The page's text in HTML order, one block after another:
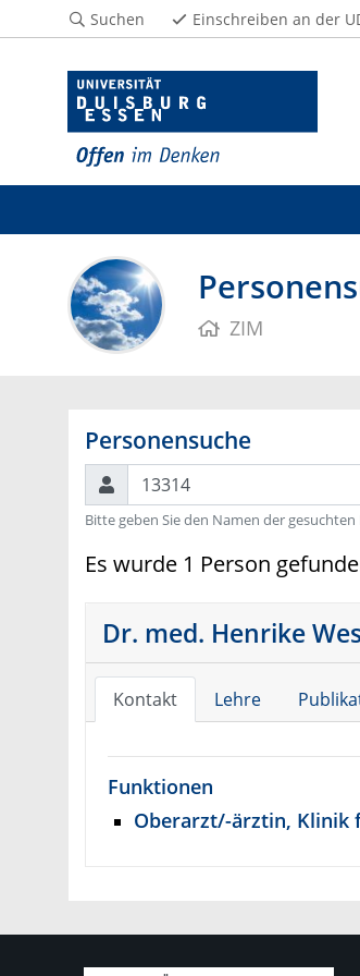
Suchen Einschreiben an der
ZIM
Personensuche
Suchen
Bitte geben Sie den Namen der gesuchten
Es wurde 1 Person
Dr. med. Henrike
Kontakt Lehre
Funktionen
Oberarzt/-ärztin, Klinik